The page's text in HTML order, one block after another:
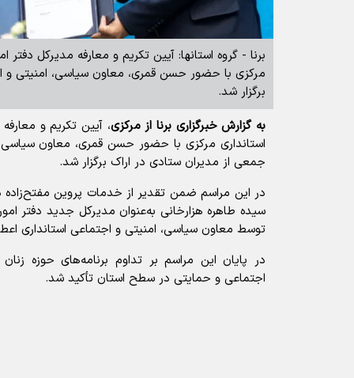
برنا - گروه استانها: آیین تکریم و معارفه مدیرکل دفتر
مرکزی با حضور حسن قمری، معاون سیاسی، امنیتی و
برگزار شد.
به گزارش خبرگزاری برنا از مرکزی، آیین تکریم و
استانداری مرکزی با حضور حسن قمری، معاون
جمعی از مدیران ستادی در اراک برگزار شد.
در این مراسم ضمن تقدیر از خدمات پروین
سیده طاهره هزارخانی به‌عنوان مدیرکل جدید دفتر
توسط معاون سیاسی، امنیتی و اجتماعی استانداری
در پایان این مراسم بر تداوم برنامه‌های حوزه
اجتماعی و حمایتی در سطح استان تأکید شد.